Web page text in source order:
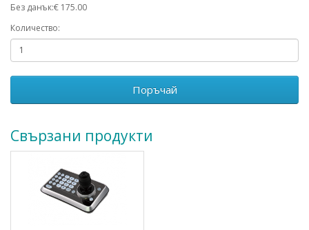
Без данък:€ 175.00
Количество:
Поръчай
Свързани продукти